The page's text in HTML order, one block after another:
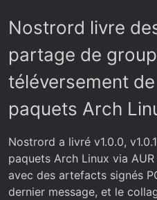
Nostrord livre
partage de
téléversement
paquets Arch
Nostrord a livré v1.0.0,
paquets Arch Linux via
avec des artefacts signés
dernier message, et le